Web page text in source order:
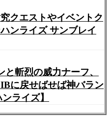
クエストやイベントク
ンライズ サンブレイ
と斬烈の威力ナーフ、
に戻せばせば神バラン
ライズ】